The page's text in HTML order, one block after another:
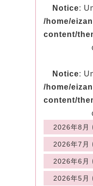
Notice:
/home/
content/
Notice:
/home/
content/
2026年8月
2026年7月
2026年6月
2026年5月